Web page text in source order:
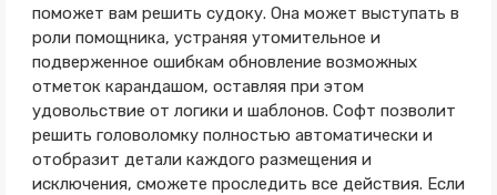
поможет вам решить судоку. Она может выступать в
роли помощника, устраняя утомительное и
подверженное ошибкам обновление возможных
отметок карандашом, оставляя при этом
удовольствие от логики и шаблонов. Софт позволит
решить головоломку полностью автоматически и
отобразит детали каждого размещения и
исключения, сможете проследить все действия. Если